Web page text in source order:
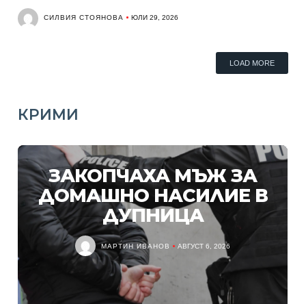
СИЛВИЯ СТОЯНОВА ЮЛИ 29, 2026
LOAD MORE
КРИМИ
ЗАКОПЧАХА МЪЖ ЗА
ДОМАШНО НАСИЛИЕ В
ДУПНИЦА
МАРТИН ИВАНОВ АВГУСТ 6, 2026